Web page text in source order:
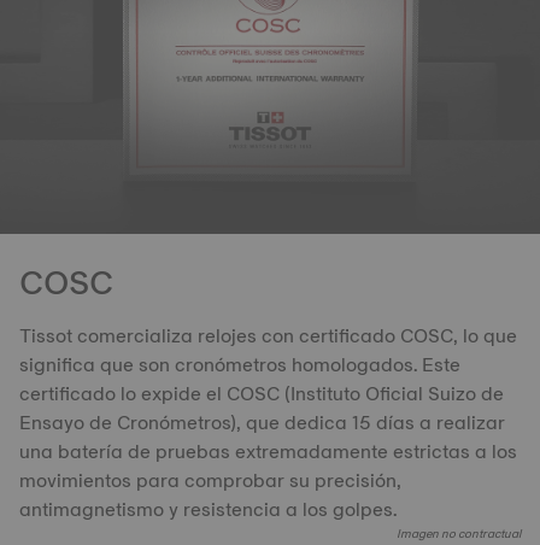
COSC
Tissot comercializa relojes con certificado COSC, lo que
significa que son cronómetros homologados. Este
certificado lo expide el COSC (Instituto Oficial Suizo de
Ensayo de Cronómetros), que dedica 15 días a realizar
una batería de pruebas extremadamente estrictas a los
movimientos para comprobar su precisión,
antimagnetismo y resistencia a los golpes.
Imagen no contractual